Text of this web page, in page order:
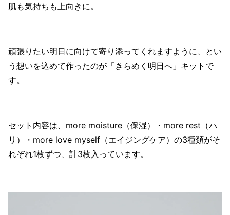
肌も気持ちも上向きに。
頑張りたい明日に向けて寄り添ってくれますように、とい
う想いを込めて作ったのが「きらめく明日へ」キットで
す。
セット内容は、more moisture（保湿）・more rest（ハ
リ）・more love myself（エイジングケア）の3種類がそ
れぞれ1枚ずつ、計3枚入っています。